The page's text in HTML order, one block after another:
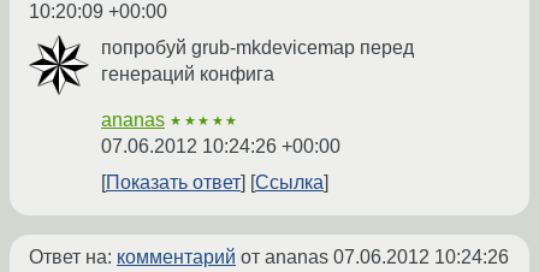
10:20:09 +00:00
попробуй grub-mkdevicemap перед
генераций конфига
ananas ★★★★★
07.06.2012 10:24:26 +00:00
Показать ответ
Ссылка
Ответ на: комментарий от ananas 07.06.2012 10:24:26